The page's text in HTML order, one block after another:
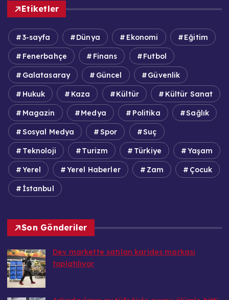
Etiketler
3-sayfa Dünya Ekonomi Eğitim
Fenerbahçe Finans Futbol
Galatasaray Güncel Güvenlik
Hukuk Kaza Kültür Kültür Sanat
Magazin Medya Politika Sağlık
Sosyal Medya Spor Suç
Teknoloji Turizm Türkiye Yaşam
Yerel Yerel Haberler Zam Çocuk
İstanbul
Son Gönderiler
Dev markette satılan karides markası
toplatılıyor